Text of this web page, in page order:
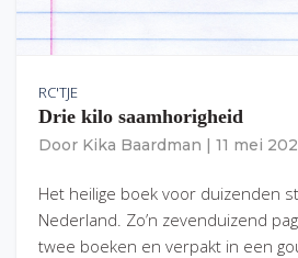
RC'TJE
Drie kilo saamhorigheid
Door Kika Baardman 11 mei
Het heilige boek voor duizenden
Nederland. Zo’n zevenduizend
twee boeken en verpakt in een